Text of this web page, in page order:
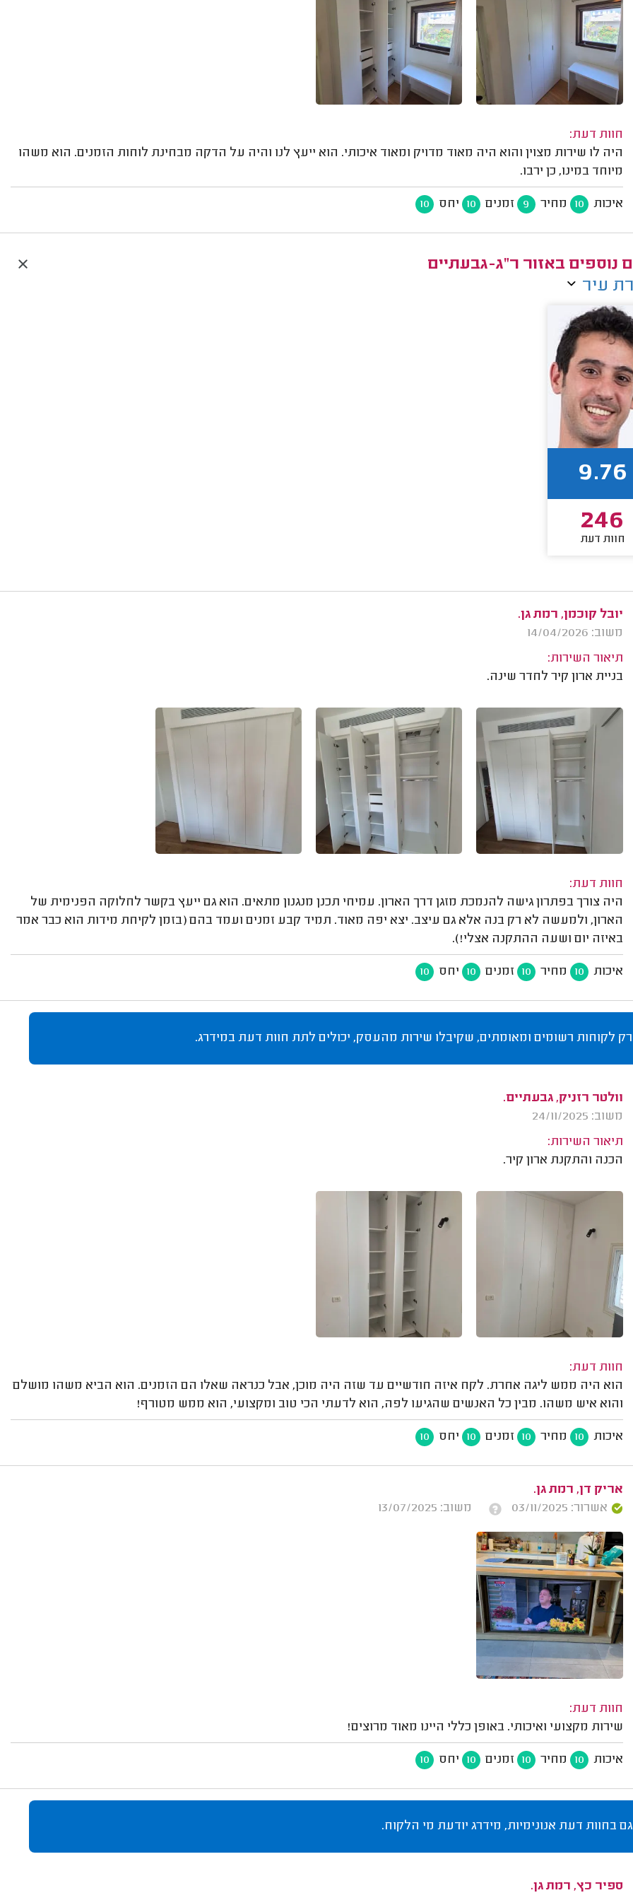
חוות דעת:
היה לו שירות מצוין והוא היה מאוד מדויק ומאוד איכותי. הוא ייעץ לנו והיה על הדקה מבחינת לוחות הזמנים. הוא משהו
מיוחד במינו, כן ירבו.
איכות 10 מחיר 9 זמנים 10 יחס 10
נוספים באזור ר"ג-גבעתיים
עיר
9.76
246
חוות דעת
יובל קוכמן, רמת גן.
משוב: 14/04/2026
תיאור השירות:
בניית ארון קיר לחדר שינה.
חוות דעת:
היה צורך בפתרון גישה להנמכת מזגן דרך הארון. עמיחי תכנן מנגנון מתאים. הוא גם ייעץ בקשר לחלוקה הפנימית של
הארון, ולמעשה לא רק בנה אלא גם עיצב. יצא יפה מאוד. תמיד קבע זמנים ועמד בהם (בזמן לקיחת מידות הוא כבר אמר
באיזה יום ושעה ההתקנה אצלי!).
איכות 10 מחיר 10 זמנים 10 יחס 10
רק לקוחות רשומים ומאומתים, שקיבלו שירות מהעסק, יכולים לתת חוות דעת במידרג.
וולטר רזניק, גבעתיים.
משוב: 24/11/2025
תיאור השירות:
הכנה והתקנת ארון קיר.
חוות דעת:
הוא היה ממש ליגה אחרת. לקח איזה חודשיים עד שזה היה מוכן, אבל כנראה שאלו הם הזמנים. הוא הביא משהו מושלם
והוא איש משהו. מבין כל האנשים שהגיעו לפה, הוא לדעתי הכי טוב ומקצועי, הוא ממש מטורף!
איכות 10 מחיר 10 זמנים 10 יחס 10
אריק דן, רמת גן.
אשרור: 03/11/2025
משוב: 13/07/2025
חוות דעת:
שירות מקצועי ואיכותי. באופן כללי היינו מאוד מרוצים!
איכות 10 מחיר 10 זמנים 10 יחס 10
גם בחוות דעת אנונימיות, מידרג יודעת מי הלקוח.
ספיר כץ, רמת גן.